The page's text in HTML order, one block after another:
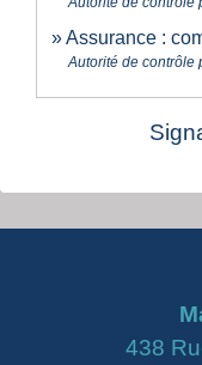
Assurance :
Autorité de contrôle
438